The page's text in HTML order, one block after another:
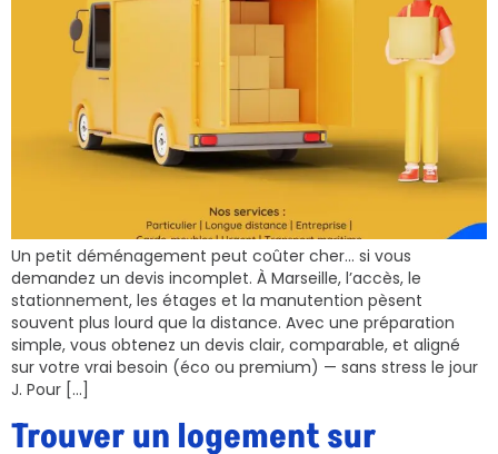
Un petit déménagement peut coûter cher… si vous
demandez un devis incomplet. À Marseille, l’accès, le
stationnement, les étages et la manutention pèsent
souvent plus lourd que la distance. Avec une préparation
simple, vous obtenez un devis clair, comparable, et aligné
sur votre vrai besoin (éco ou premium) — sans stress le jour
J. Pour […]
Trouver un logement sur